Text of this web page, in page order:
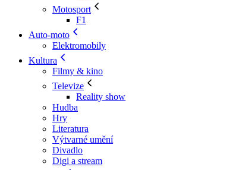
Motosport
F1
Auto-moto
Elektromobily
Kultura
Filmy & kino
Televize
Reality show
Hudba
Hry
Literatura
Výtvarné umění
Divadlo
Digi a stream